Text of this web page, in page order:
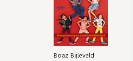
Boaz Bijleveld